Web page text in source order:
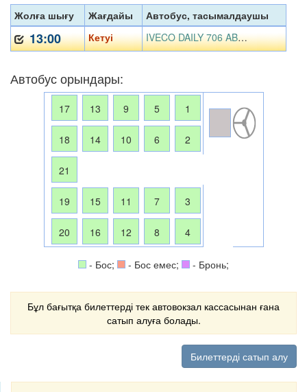
Жолға шығу Жағдайы Автобус, тасымалдаушы
13:00 Кетуі IVECO DAILY 706 ABJ07, «SayanTravel» ЖК
Автобус орындары:
17 13 9 5 1
18 14 10 6 2
21
19 15 11 7 3
20 16 12 8 4
- Бос; - Бос емес; - Бронь;
Бұл бағытқа билеттерді тек автовокзал кассасынан ғана
сатып алуға болады.
Билеттерді сатып алу